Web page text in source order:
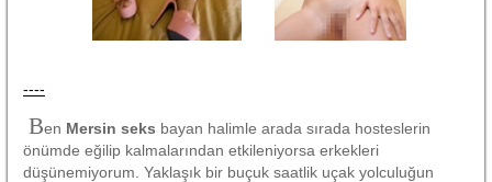
----
Ben Mersin seks bayan halimle arada sırada hosteslerin
önümde eğilip kalmalarından etkileniyorsa erkekleri
düşünemiyorum. Yaklaşık bir buçuk saatlik uçak yolculuğun